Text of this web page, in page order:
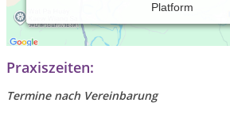
Platform
Alternative Tierheilkunde für Pferde
Kleintiere
Praxiszeiten:
Termine nach Vereinbarung